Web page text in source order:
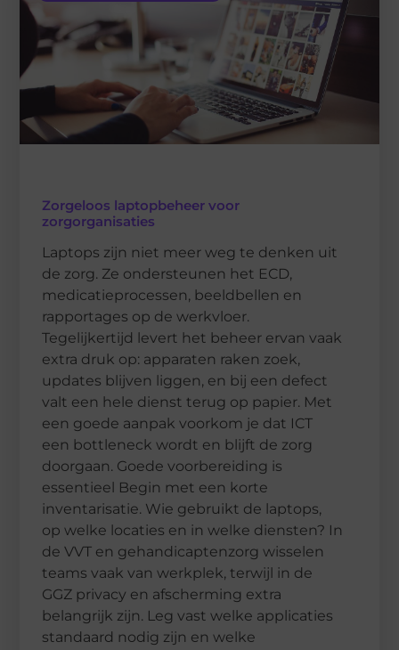
Zorgeloos laptopbeheer voor
zorgorganisaties
Laptops zijn niet meer weg te denken uit
de zorg. Ze ondersteunen het ECD,
medicatieprocessen, beeldbellen en
rapportages op de werkvloer.
Tegelijkertijd levert het beheer ervan vaak
extra druk op: apparaten raken zoek,
updates blijven liggen, en bij een defect
valt een hele dienst terug op papier. Met
een goede aanpak voorkom je dat ICT
een bottleneck wordt en blijft de zorg
doorgaan. Goede voorbereiding is
essentieel Begin met een korte
inventarisatie. Wie gebruikt de laptops,
op welke locaties en in welke diensten? In
de VVT en gehandicaptenzorg wisselen
teams vaak van werkplek, terwijl in de
GGZ privacy en afscherming extra
belangrijk zijn. Leg vast welke applicaties
standaard nodig zijn en welke